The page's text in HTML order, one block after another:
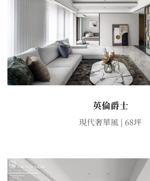
英倫爵士
現代奢華風 | 68坪